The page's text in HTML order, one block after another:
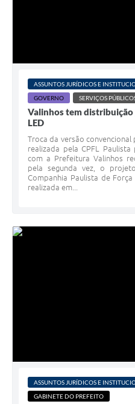
ASSUNTOS JURÍDICOS E
GOVERNO
SERVIÇOS
Valinhos tem
LED
Troca da versão
realizada pela CPFL
com a Prefeitura Valinhos
pela segunda vez, o
Companhia Paulista de Força
realizada em...
ASSUNTOS JURÍDICOS E
GABINETE DO PREFEITO